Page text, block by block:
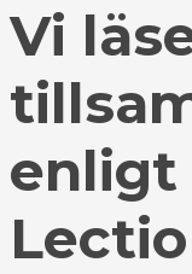
Vi
enligt